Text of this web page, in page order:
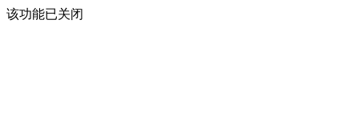
该功能已关闭